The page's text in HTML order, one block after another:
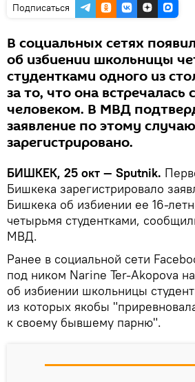
Подписаться
В социальных сетях
об избиении школьницы
студентками одного из
за то, что она
человеком. В МВД
заявление по этому случаю
зарегистрировано.
БИШКЕК, 25 окт — Sputnik.
Бишкека зарегистрировало
Бишкека об избиении ее 16-
четырьмя студентками,
МВД.
Ранее в социальной сети
под ником Narine Ter-Akopova
об избиении школьницы
из которых якобы
к своему бывшему парню".